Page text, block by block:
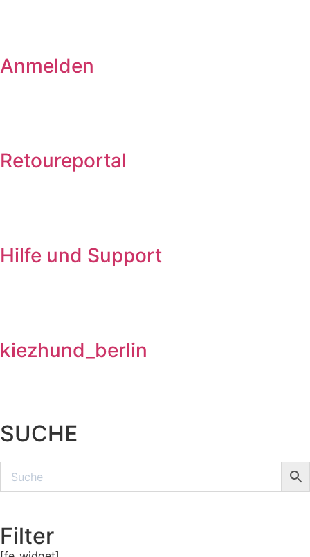
Anmelden
Retoureportal
Hilfe und Support
kiezhund_berlin
SUCHE
Filter